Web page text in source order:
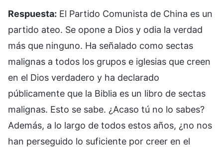
Respuesta: El Partido Comunista de China es un
partido ateo. Se opone a Dios y odia la verdad
más que ninguno. Ha señalado como sectas
malignas a todos los grupos e iglesias que creen
en el Dios verdadero y ha declarado
públicamente que la Biblia es un libro de sectas
malignas. Esto se sabe. ¿Acaso tú no lo sabes?
Además, a lo largo de todos estos años, ¿no nos
han perseguido lo suficiente por creer en el